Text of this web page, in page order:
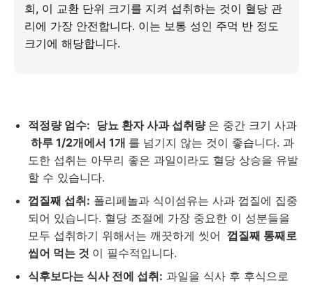
회, 이 교환 단위 크기를 지켜 섭취하는 것이 혈당 관
리에 가장 안전합니다. 이는 보통 성인 주먹 반 정도
크기에 해당합니다.
적정량 엄수: 당뇨 환자 사과 섭취량 은 중간 크기 사과
하루 1/2개에서 1개 를 넘기지 않는 것이 좋습니다. 과
도한 섭취는 아무리 좋은 과일이라도 혈당 상승을 유발
할 수 있습니다.
껍질째 섭취: 폴리페놀과 식이섬유는 사과 껍질에 집중
되어 있습니다. 혈당 조절에 가장 중요한 이 성분들을
모두 섭취하기 위해서는 깨끗하게 씻어 껍질째 통째로
씹어 먹는 것 이 필수적입니다.
식후보다는 식사 전에 섭취: 과일을 식사 후 후식으로